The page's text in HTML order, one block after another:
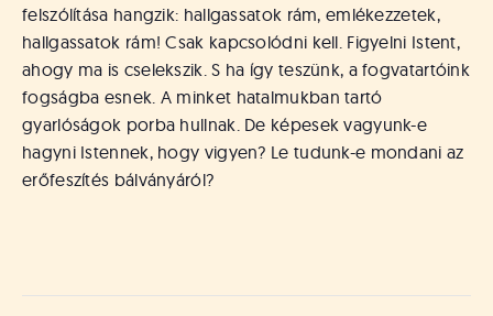
felszólítása hangzik: hallgassatok rám, emlékezzetek,
hallgassatok rám! Csak kapcsolódni kell. Figyelni Istent,
ahogy ma is cselekszik. S ha így teszünk, a fogvatartóink
fogságba esnek. A minket hatalmukban tartó
gyarlóságok porba hullnak. De képesek vagyunk-e
hagyni Istennek, hogy vigyen? Le tudunk-e mondani az
erőfeszítés bálványáról?